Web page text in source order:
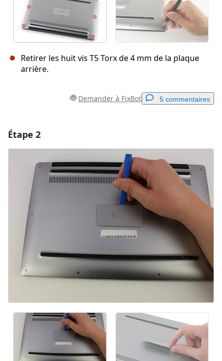
Retirer les huit vis T5 Torx de 4 mm de la plaque
arrière.
Demander à FixBot 5 commentaires
Ajouter un commentaire
Publier un commentaire
Étape 2